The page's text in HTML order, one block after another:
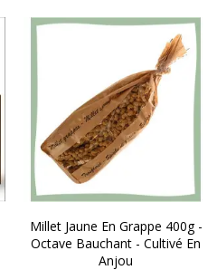
Millet Jaune En Grappe 400g -
Octave Bauchant - Cultivé En
Anjou